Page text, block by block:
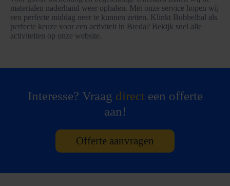
materialen naderhand weer ophalen. Met onze service hopen wij
een perfecte middag neer te kunnen zetten. Klinkt Bubbelbal als
perfecte keuze voor een activiteit in Breda? Bekijk snel alle
activiteiten op onze website.
Interesse? Vraag directeen offerte
aan!
Offerte aanvragen